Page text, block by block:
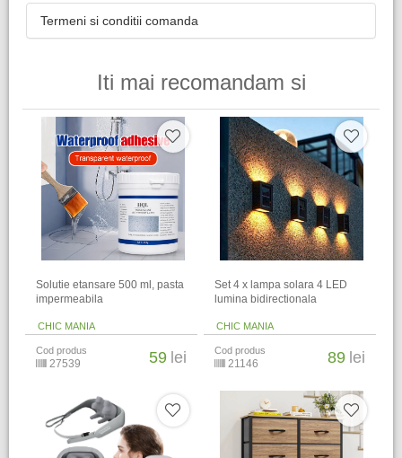
Termeni si conditii comanda
Iti mai recomandam si
Solutie etansare 500 ml, pasta
impermeabila
CHIC MANIA
Cod produs
27539 59 lei
Set 4 x lampa solara 4 LED
lumina bidirectionala
CHIC MANIA
Cod produs
21146 89 lei